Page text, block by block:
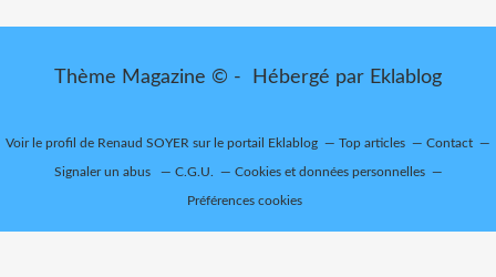
Thème Magazine © - Hébergé par Eklablog
Voir le profil de Renaud SOYER sur le portail Eklablog Top articles Contact
Signaler un abus C.G.U. Cookies et données personnelles
Préférences cookies